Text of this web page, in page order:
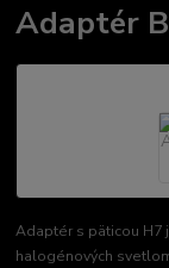
Adaptér
Adaptér s päticou H7
halogénových